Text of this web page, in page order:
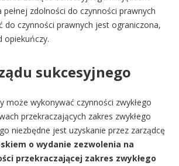
zdolności do czynności prawnych
do czynności prawnych jest ograniczona,
opiekuńczy.
sukcesyjnego
może wykonywać czynności zwykłego
przekraczających zakres zwykłego
niezbędne jest uzyskanie przez zarządcę
o wydanie zezwolenia na
przekraczającej zakres zwykłego